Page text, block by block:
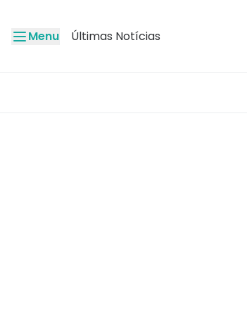
Menu Últimas Notícias